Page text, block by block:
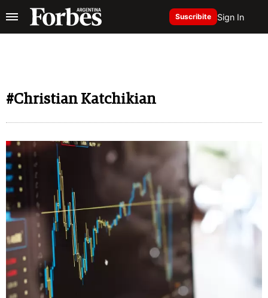
Suscribite Sign In
#Christian Katchikian